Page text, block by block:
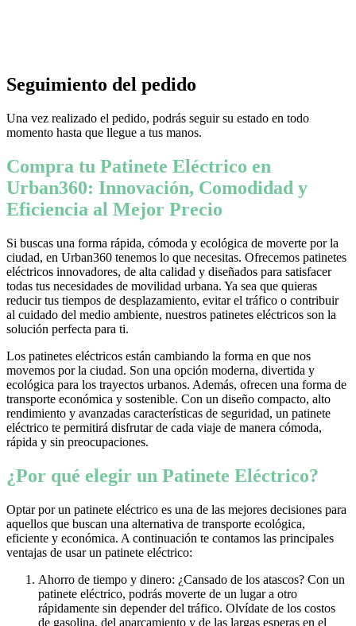
Seguimiento del pedido
Una vez realizado el pedido, podrás seguir su estado en todo
momento hasta que llegue a tus manos.
Compra tu Patinete Eléctrico en
Urban360: Innovación, Comodidad y
Eficiencia al Mejor Precio
Si buscas una forma rápida, cómoda y ecológica de moverte por la
ciudad, en Urban360 tenemos lo que necesitas. Ofrecemos patinetes
eléctricos innovadores, de alta calidad y diseñados para satisfacer
todas tus necesidades de movilidad urbana. Ya sea que quieras
reducir tus tiempos de desplazamiento, evitar el tráfico o contribuir
al cuidado del medio ambiente, nuestros patinetes eléctricos son la
solución perfecta para ti.
Los patinetes eléctricos están cambiando la forma en que nos
movemos por la ciudad. Son una opción moderna, divertida y
ecológica para los trayectos urbanos. Además, ofrecen una forma de
transporte económica y sostenible. Con un diseño compacto, alto
rendimiento y avanzadas características de seguridad, un patinete
eléctrico te permitirá disfrutar de cada viaje de manera cómoda,
rápida y sin preocupaciones.
¿Por qué elegir un Patinete Eléctrico?
Optar por un patinete eléctrico es una de las mejores decisiones para
aquellos que buscan una alternativa de transporte ecológica,
eficiente y económica. A continuación te contamos las principales
ventajas de usar un patinete eléctrico:
Ahorro de tiempo y dinero: ¿Cansado de los atascos? Con un
patinete eléctrico, podrás moverte de un lugar a otro
rápidamente sin depender del tráfico. Olvídate de los costos
de gasolina, del aparcamiento y de las largas esperas en el